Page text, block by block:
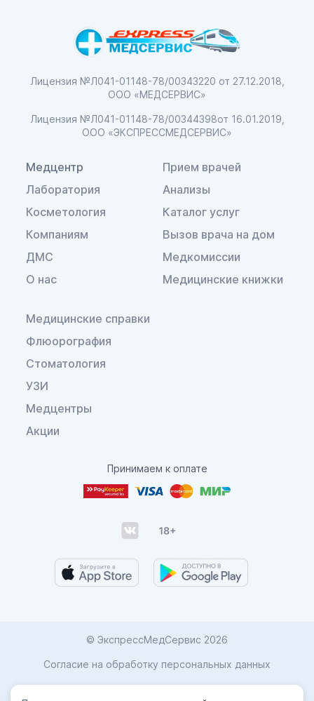
Лицензия №Л041-01148-78/00343220 от 27.12.2018,
ООО «МЕДСЕРВИС»
Лицензия №Л041-01148-78/00344398от 16.01.2019,
ООО «ЭКСПРЕССМЕДСЕРВИС»
Медцентр
Лаборатория
Косметология
Компаниям
ДМС
О нас
Прием врачей
Анализы
Каталог услуг
Вызов врача на дом
Медкомиссии
Медицинские книжки
Медицинские справки
Флюорография
Стоматология
УЗИ
Медцентры
Акции
Принимаем к оплате
© ЭкспрессМедСервис 2026
Согласие на обработку персональных данных
Карта сайта